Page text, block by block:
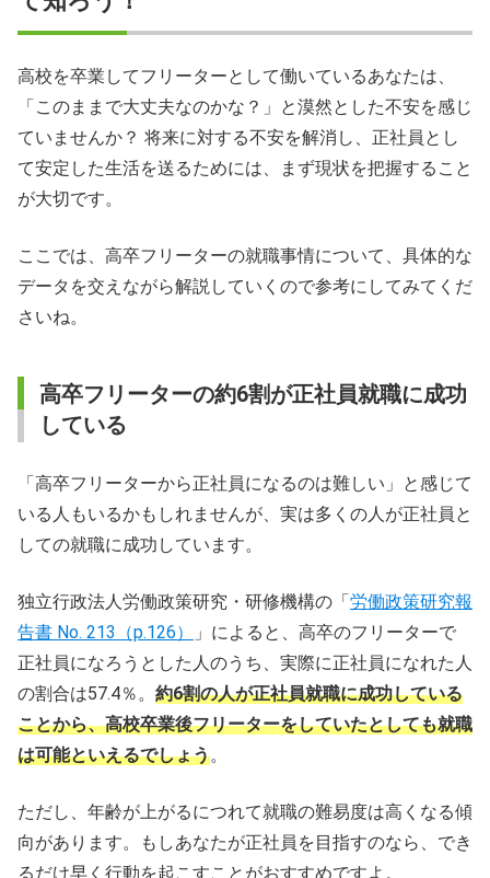
高校を卒業してフリーターとして働いているあなたは、
「このままで大丈夫なのかな？」と漠然とした不安を感じ
ていませんか？ 将来に対する不安を解消し、正社員とし
て安定した生活を送るためには、まず現状を把握すること
が大切です。
ここでは、高卒フリーターの就職事情について、具体的な
データを交えながら解説していくので参考にしてみてくだ
さいね。
高卒フリーターの約6割が正社員就職に成功
している
「高卒フリーターから正社員になるのは難しい」と感じて
いる人もいるかもしれませんが、実は多くの人が正社員と
しての就職に成功しています。
独立行政法人労働政策研究・研修機構の「 労働政策研究報
告書 No. 213（p.126）
」によると、高卒のフリーターで
正社員になろうとした人のうち、実際に正社員になれた人
の割合は57.4％。 約6割の人が正社員就職に成功している
ことから、高校卒業後フリーターをしていたとしても就職
は可能といえるでしょう。
ただし、年齢が上がるにつれて就職の難易度は高くなる傾
向があります。もしあなたが正社員を目指すのなら、でき
るだけ早く行動を起こすことがおすすめですよ。